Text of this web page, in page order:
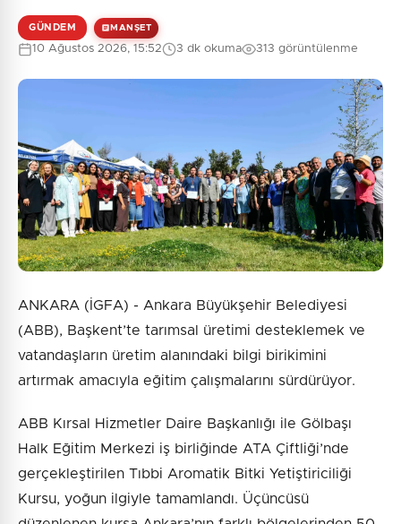
GÜNDEM MANŞET
10 Ağustos 2026, 15:52 3 dk okuma 313 görüntülenme
ANKARA (İGFA) - Ankara Büyükşehir Belediyesi
(ABB), Başkent’te tarımsal üretimi desteklemek ve
vatandaşların üretim alanındaki bilgi birikimini
artırmak amacıyla eğitim çalışmalarını sürdürüyor.
ABB Kırsal Hizmetler Daire Başkanlığı ile Gölbaşı
Halk Eğitim Merkezi iş birliğinde ATA Çiftliği’nde
gerçekleştirilen Tıbbi Aromatik Bitki Yetiştiriciliği
Kursu, yoğun ilgiyle tamamlandı. Üçüncüsü